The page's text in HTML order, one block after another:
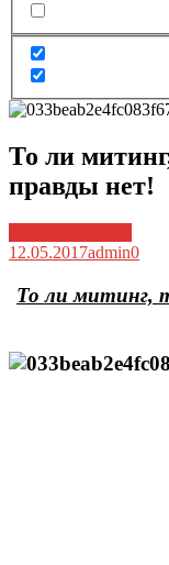
То ли
правды нет!
12.05.2017admin0
То ли митинг,